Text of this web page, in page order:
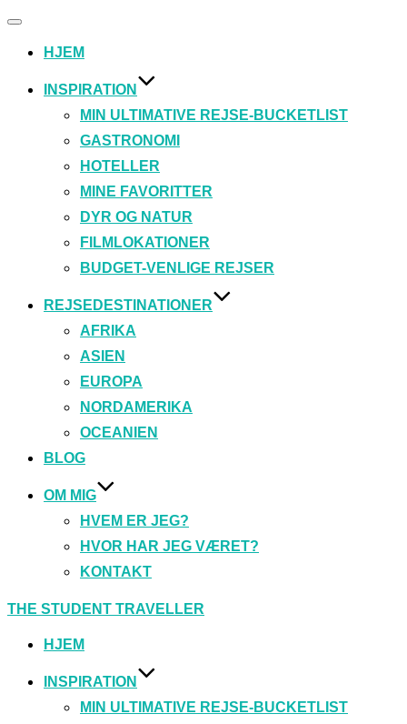
Slå
til/fraHJEM
INSPIRATION
MIN ULTIMATIVE REJSE-BUCKETLIST
GASTRONOMI
HOTELLER
MINE FAVORITTER
DYR OG NATUR
FILMLOKATIONER
BUDGET-VENLIGE REJSER
REJSEDESTINATIONER
AFRIKA
ASIEN
EUROPA
NORDAMERIKA
OCEANIEN
BLOG
OM MIG
HVEM ER JEG?
HVOR HAR JEG VÆRET?
KONTAKT
Videre
indhold
THE STUDENT TRAVELLER
HJEM
INSPIRATION
MIN ULTIMATIVE REJSE-BUCKETLIST